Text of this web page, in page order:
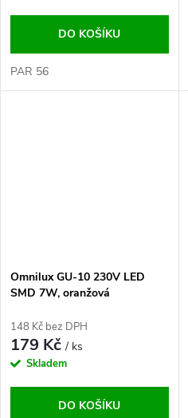
DO KOŠÍKU
PAR 56
Omnilux GU-10 230V LED
SMD 7W, oranžová
148 Kč bez DPH
179 Kč/ ks
Skladem
DO KOŠÍKU